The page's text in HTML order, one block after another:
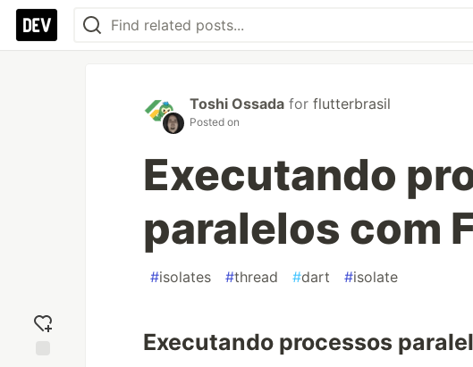
Toshi Ossada for flutterbrasil
Posted on
Executando
paralelos com
#isolates #thread #dart #isolate
Executando processos